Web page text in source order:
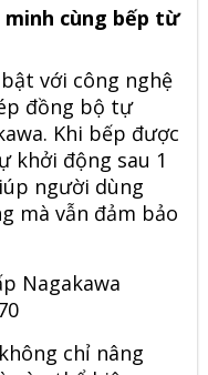
cùng bếp từ
với công nghệ
đồng bộ tự
. Khi bếp được
khởi động sau 1
người dùng
mà vẫn đảm bảo
chỉ nâng